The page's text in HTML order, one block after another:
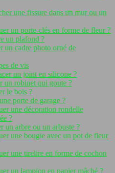
une fissure dans un mur ou un
un porte-clés en forme de fleur ?
un plafond ?
un cadre photo orné de
de vis
un joint en silicone ?
un robinet qui goute ?
le bois ?
porte de garage ?
une décoration rondelle
?
un arbre ou un arbuste ?
une bougie avec un pot de fleur
une tirelire en forme de cochon
un lampion en papier mâché ?